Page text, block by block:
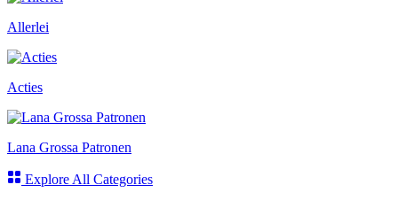
Allerlei
Acties
Lana Grossa Patronen
Explore All Categories